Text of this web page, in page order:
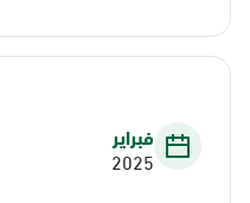
فبراير
2025